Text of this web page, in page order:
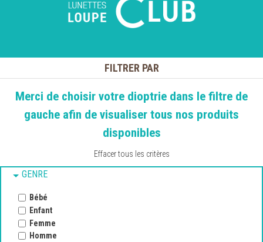
FILTRER PAR
Merci de choisir votre dioptrie dans le filtre de
gauche afin de visualiser tous nos produits
disponibles
Effacer tous les critères
GENRE
Bébé
Enfant
Femme
Homme